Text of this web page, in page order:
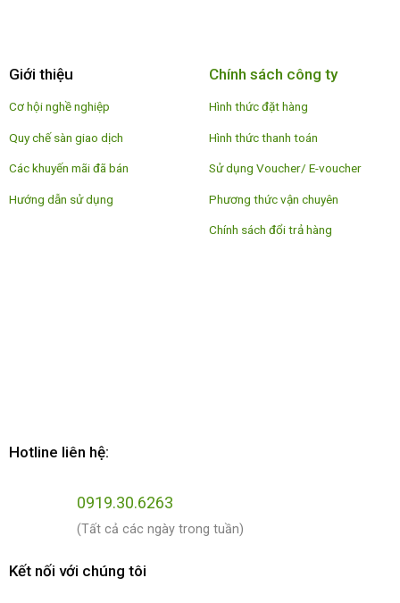
Giới thiệu
Cơ hội nghề nghiệp
Quy chế sàn giao dịch
Các khuyến mãi đã bán
Hướng dẫn sử dụng
Chính sách công ty
Hình thức đặt hàng
Hình thức thanh toán
Sử dụng Voucher/ E-voucher
Phương thức vận chuyên
Chính sách đổi trả hàng
Hotline liên hệ:
0919.30.6263
(Tất cả các ngày trong tuần)
Kết nối với chúng tôi